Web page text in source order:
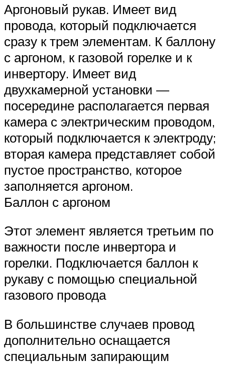
Аргоновый рукав. Имеет вид
провода, который подключается
сразу к трем элементам. К баллону
с аргоном, к газовой горелке и к
инвертору. Имеет вид
двухкамерной установки —
посередине располагается первая
камера с электрическим проводом,
который подключается к электроду;
вторая камера представляет собой
пустое пространство, которое
заполняется аргоном.
Баллон с аргоном
Этот элемент является третьим по
важности после инвертора и
горелки. Подключается баллон к
рукаву с помощью специальной
газового провода
В большинстве случаев провод
дополнительно оснащается
специальным запирающим